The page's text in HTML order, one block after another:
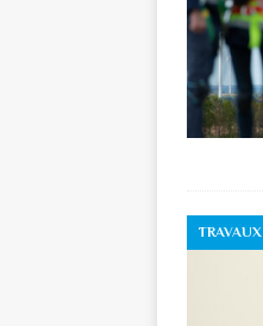
TRAVAUX